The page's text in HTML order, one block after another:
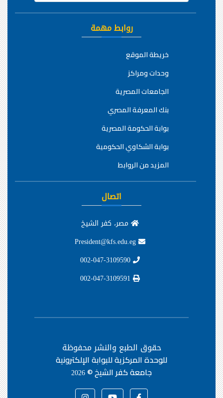
روابط مهمة
خريطة الموقع
وحدات ومراكز
الجامعات المصرية
بنك المعرفة المصري
بوابة الحكومة المصرية
بوابة الشكاوي الحكومية
المزيد من الروابط
اتصال
مصر، كفر الشيخ
حقوق الطبع والنشر محفوظة
للوحدة المركزية للبوابة الإلكترونية
جامعة كفر الشيخ ©2026